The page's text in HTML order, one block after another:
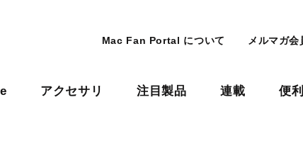
Mac Fan Portal について メルマガ会
アクセサリ 注目製品 連載 便